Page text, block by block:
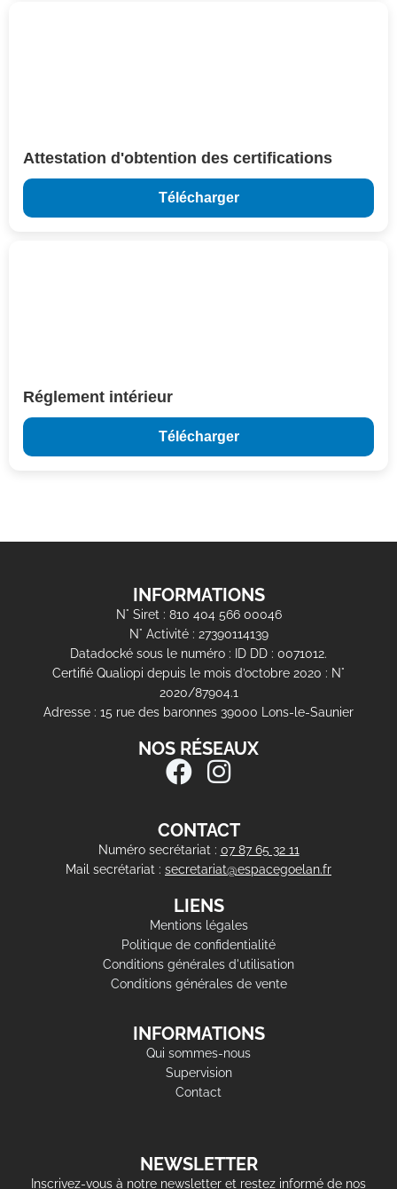
Attestation d'obtention des certifications
Télécharger
Réglement intérieur
Télécharger
INFORMATIONS
N° Siret : 810 404 566 00046
N° Activité : 27390114139
Datadocké sous le numéro : ID DD : 0071012.
Certifié Qualiopi depuis le mois d’octobre 2020 : N°
2020/87904.1
Adresse : 15 rue des baronnes 39000 Lons-le-Saunier
NOS RÉSEAUX
CONTACT
Numéro secrétariat : 07 87 65 32 11
Mail secrétariat : secretariat@espacegoelan.fr
LIENS
Mentions légales
Politique de confidentialité
Conditions générales d'utilisation
Conditions générales de vente
INFORMATIONS
Qui sommes-nous
Supervision
Contact
NEWSLETTER
Inscrivez-vous à notre newsletter et restez informé de nos